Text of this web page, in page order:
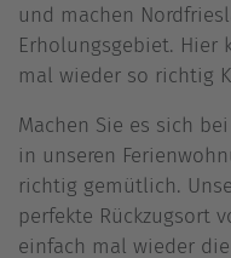
und machen
Erholungsgebiet. Hier
mal wieder so richtig
Machen Sie es sich
in unseren
richtig gemütlich.
perfekte Rückzugsort
einfach mal wieder